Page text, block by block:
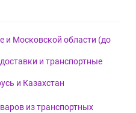
и Московской области (до
и транспортные
и Казахстан
из транспортных